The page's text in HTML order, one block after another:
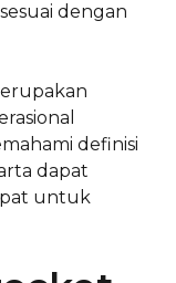
dengan
definisi
dapat
untuk